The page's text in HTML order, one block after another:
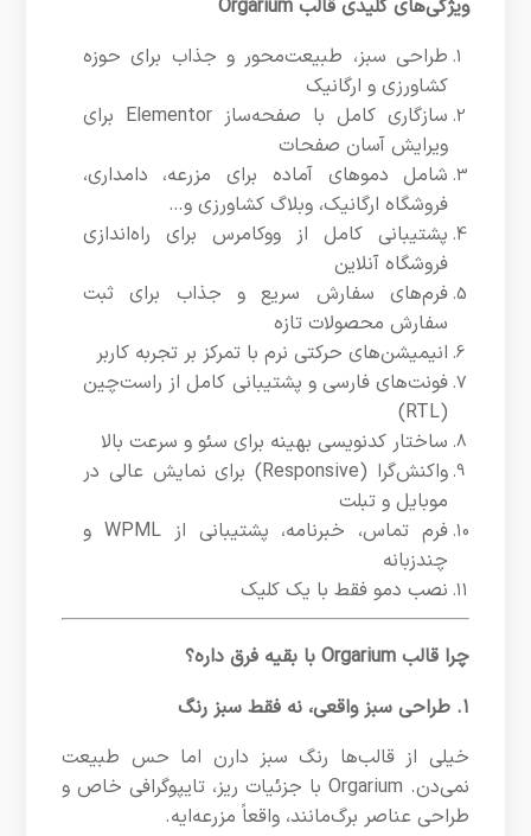
ویژگی‌های کلیدی قالب Orgarium
طراحی سبز، طبیعت‌محور و جذاب برای حوزه
کشاورزی و ارگانیک
سازگاری کامل با صفحه‌ساز Elementor برای
ویرایش آسان صفحات
شامل دموهای آماده برای مزرعه، دامداری،
فروشگاه ارگانیک، وبلاگ کشاورزی و…
پشتیبانی کامل از ووکامرس برای راه‌اندازی
فروشگاه آنلاین
فرم‌های سفارش سریع و جذاب برای ثبت
سفارش محصولات تازه
انیمیشن‌های حرکتی نرم با تمرکز بر تجربه کاربر
فونت‌های فارسی و پشتیبانی کامل از راست‌چین
(RTL)
ساختار کدنویسی بهینه برای سئو و سرعت بالا
واکنش‌گرا (Responsive) برای نمایش عالی در
موبایل و تبلت
فرم تماس، خبرنامه، پشتیبانی از WPML و
چندزبانه
نصب دمو فقط با یک کلیک
چرا قالب Orgarium با بقیه فرق داره؟
۱. طراحی سبز واقعی، نه فقط سبز رنگ
خیلی از قالب‌ها رنگ سبز دارن اما حس طبیعت
نمی‌دن. Orgarium با جزئیات ریز، تایپوگرافی خاص و
طراحی عناصر برگ‌مانند، واقعاً مزرعه‌ایه.